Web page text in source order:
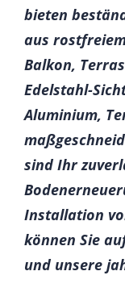
bieten
aus
Balkon,
Edelstahl-
Aluminium,
sind Ihr
Installation
können Sie
und unsere